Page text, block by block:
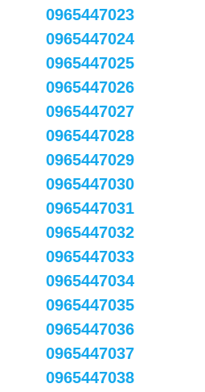
0965447023
0965447024
0965447025
0965447026
0965447027
0965447028
0965447029
0965447030
0965447031
0965447032
0965447033
0965447034
0965447035
0965447036
0965447037
0965447038